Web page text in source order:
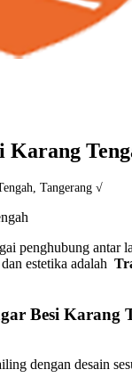
Karang
Tangerang √
penghubung antar
estetika adalah
Besi Karang
dengan desain